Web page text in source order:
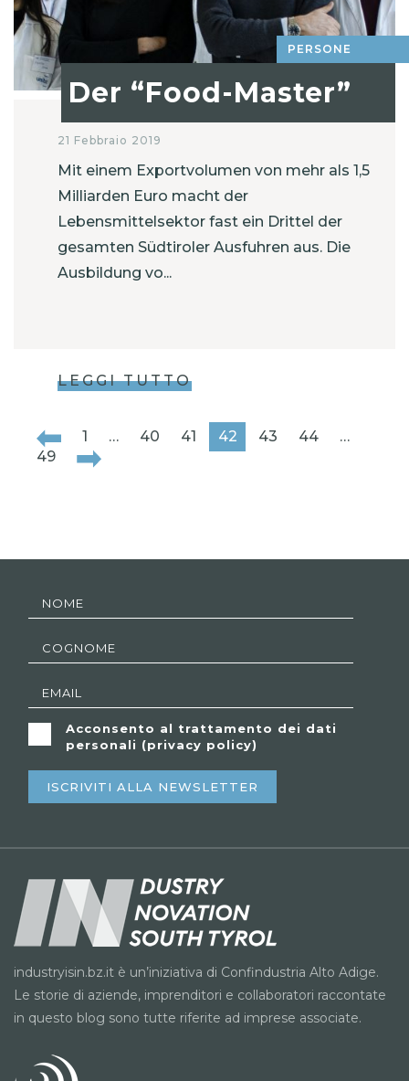
PERSONE
Der “Food-Master”
21 Febbraio 2019
Mit einem Exportvolumen von mehr als 1,5
Milliarden Euro macht der
Lebensmittelsektor fast ein Drittel der
gesamten Südtiroler Ausfuhren aus. Die
Ausbildung vo...
LEGGI TUTTO
1 … 40 41 42 43 44
…
49
Acconsento al trattamento dei dati
personali (privacy policy)
ISCRIVITI ALLA NEWSLETTER
industryisin.bz.it è un’iniziativa di Confindustria Alto Adige.
Le storie di aziende, imprenditori e collaboratori raccontate
in questo blog sono tutte riferite ad imprese associate.